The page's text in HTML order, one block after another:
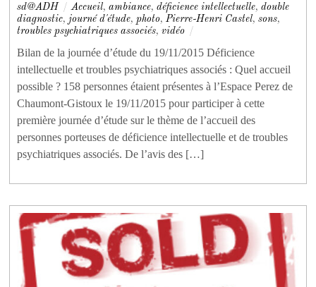
sd@ADH
/ Accueil,ambiance,déficience intellectuelle,double
diagnostic, journé d'étude,photo,Pierre-Henri Castel,sons,
troubles psychiatriques associés,vidéo /
Bilan de la journée d’étude du 19/11/2015 Déficience
intellectuelle et troubles psychiatriques associés : Quel accueil
possible ? 158 personnes étaient présentes à l’Espace Perez de
Chaumont-Gistoux le 19/11/2015 pour participer à cette
première journée d’étude sur le thème de l’accueil des
personnes porteuses de déficience intellectuelle et de troubles
psychiatriques associés. De l’avis des […]